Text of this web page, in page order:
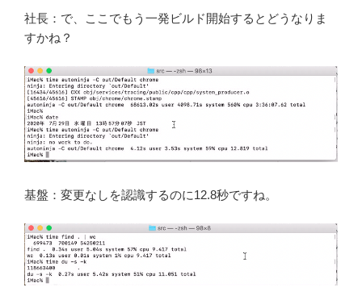
社長：で、ここでもう一発ビルド開始するとどうなりま
すかね？
基盤：変更なしを認識するのに12.8秒ですね。